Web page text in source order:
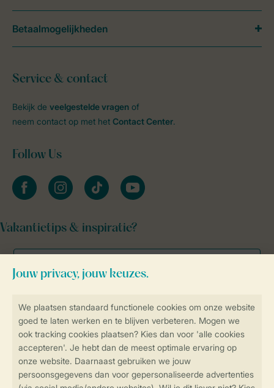
Veilig en snel online boeken
Veilige gegevensoverdracht
Veilige betaling
Service & contact
Bekijk de veelgestelde vragen of
neem contact op met het Contact Center.
Follow Us
facebookinstagramtiktok youtube
Vakantietips & inspiratie?
Betaalmogelijkheden